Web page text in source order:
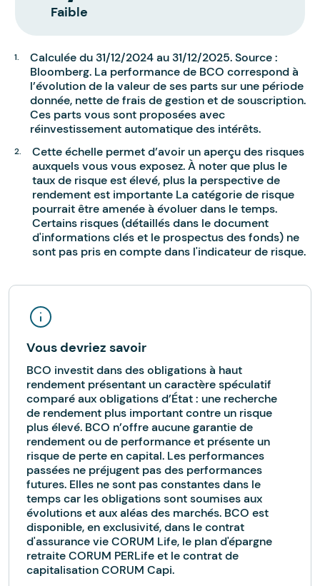
Faible
Calculée du 31/12/2024 au 31/12/2025. Source :
Bloomberg. La performance de BCO correspond à
l’évolution de la valeur de ses parts sur une période
donnée, nette de frais de gestion et de souscription.
Ces parts vous sont proposées avec
réinvestissement automatique des intérêts.
Cette échelle permet d’avoir un aperçu des risques
auxquels vous vous exposez. À noter que plus le
taux de risque est élevé, plus la perspective de
rendement est importante La catégorie de risque
pourrait être amenée à évoluer dans le temps.
Certains risques (détaillés dans le document
d'informations clés et le prospectus des fonds) ne
sont pas pris en compte dans l'indicateur de risque.
Vous devriez savoir
BCO investit dans des obligations à haut
rendement présentant un caractère spéculatif
comparé aux obligations d’État : une recherche
de rendement plus important contre un risque
plus élevé. BCO n’offre aucune garantie de
rendement ou de performance et présente un
risque de perte en capital. Les performances
passées ne préjugent pas des performances
futures. Elles ne sont pas constantes dans le
temps car les obligations sont soumises aux
évolutions et aux aléas des marchés. BCO est
disponible, en exclusivité, dans le contrat
d'assurance vie CORUM Life, le plan d'épargne
retraite CORUM PERLife et le contrat de
capitalisation CORUM Capi.